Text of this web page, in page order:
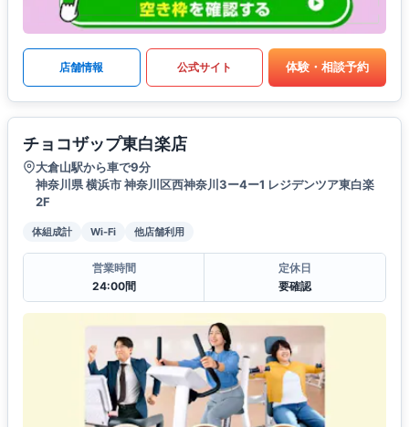
店舗情報 公式サイト 体験・相談予約
チョコザップ東白楽店
大倉山駅から車で9分
神奈川県 横浜市 神奈川区西神奈川3ー4ー1 レジデンツア東白楽
2F
体組成計 Wi-Fi 他店舗利用
営業時間
24:00間
定休日
要確認